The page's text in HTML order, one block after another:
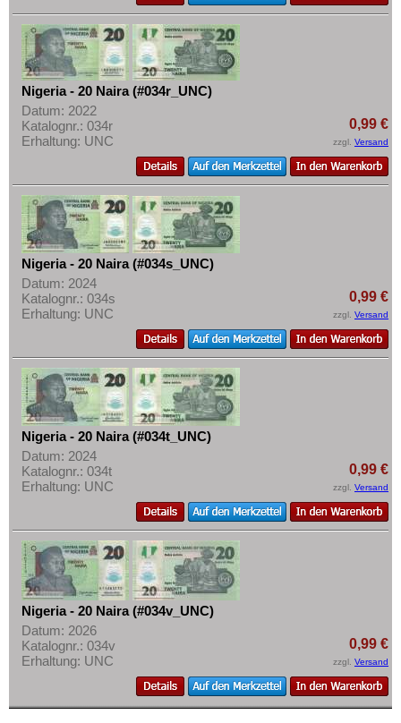
Nigeria - 20 Naira (#034r_UNC)
Datum: 2022
Katalognr.: 034r
Erhaltung: UNC
0,99 €
zzgl. Versand
Nigeria - 20 Naira (#034s_UNC)
Datum: 2024
Katalognr.: 034s
Erhaltung: UNC
0,99 €
zzgl. Versand
Nigeria - 20 Naira (#034t_UNC)
Datum: 2024
Katalognr.: 034t
Erhaltung: UNC
0,99 €
zzgl. Versand
Nigeria - 20 Naira (#034v_UNC)
Datum: 2026
Katalognr.: 034v
Erhaltung: UNC
0,99 €
zzgl. Versand